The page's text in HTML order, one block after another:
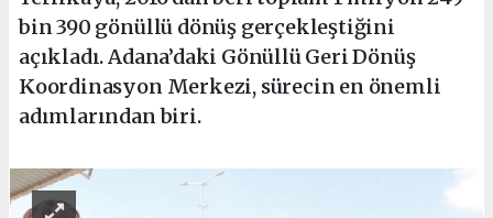
bin 390 gönüllü dönüş gerçekleştiğini
açıkladı. Adana’daki Gönüllü Geri Dönüş
Koordinasyon Merkezi, sürecin en önemli
adımlarından biri.